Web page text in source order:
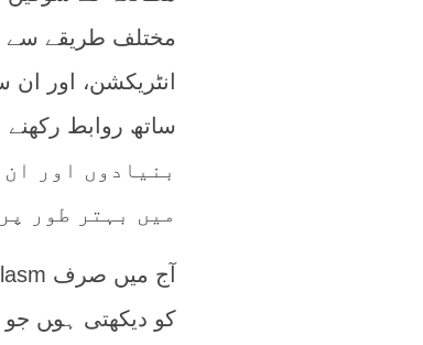
مختلف طریقے سے
انٹریکشن، اور
بنیادوں اور
میں بہتر طور
کو دیکھتی ہو‍ں